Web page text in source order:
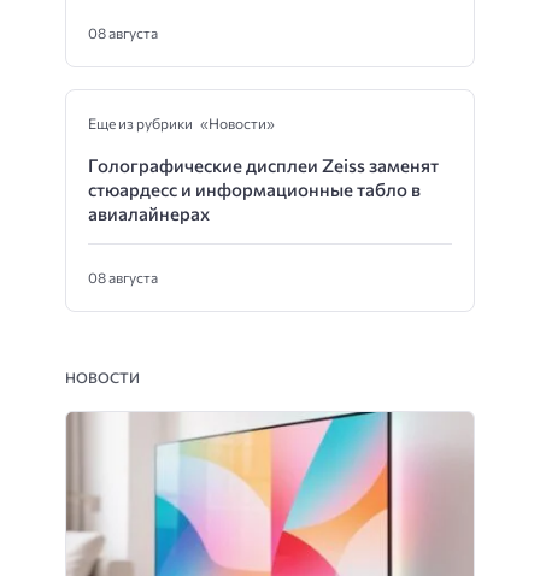
08 августа
Еще из рубрики «Новости»
Голографические дисплеи Zeiss заменят
стюардесс и информационные табло в
авиалайнерах
08 августа
НОВОСТИ